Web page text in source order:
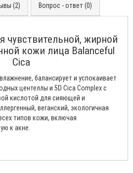
(2) Вопрос - ответ (0)
чувствительной, жирной
кожи лица Balanceful
Cica
балансирует и успокаивает
центеллы и 5D Cica Complex с
кислотой для сияющей и
веганский, экологичная
типов кожи, включая
к акне.